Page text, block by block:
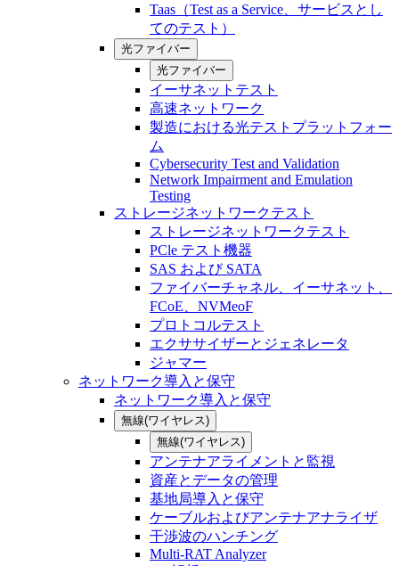
Taas（Test as a Service、サービスとし
てのテスト）
光ファイバー
光ファイバー
イーサネットテスト
高速ネットワーク
製造における光テストプラットフォー
ム
Cybersecurity Test and Validation
Network Impairment and Emulation
Testing
ストレージネットワークテスト
ストレージネットワークテスト
PCle テスト機器
SAS および SATA
ファイバーチャネル、イーサネット、
FCoE、NVMeoF
プロトコルテスト
エクササイザーとジェネレータ
ジャマー
ネットワーク導入と保守
ネットワーク導入と保守
無線(ワイヤレス)
無線(ワイヤレス)
アンテナアライメントと監視
資産とデータの管理
基地局導入と保守
ケーブルおよびアンテナアナライザ
干渉波のハンチング
Multi-RAT Analyzer